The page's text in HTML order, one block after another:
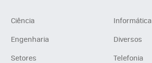
Ciência
Informática
Engenharia
Diversos
Setores
Telefonia